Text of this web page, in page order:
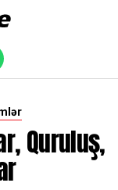
Quruluş,